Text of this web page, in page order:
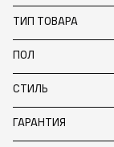
ТИП ТОВАРА
ПОЛ
СТИЛЬ
ГАРАНТИЯ